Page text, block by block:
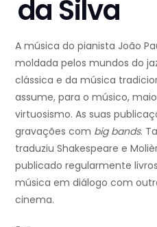
da Silva
A música do pianista João
moldada pelos mundos do
clássica e da música
assume, para o músico,
virtuosismo. As suas
gravações com big bands.
traduziu Shakespeare e
publicado regularmente
música em diálogo com
cinema.